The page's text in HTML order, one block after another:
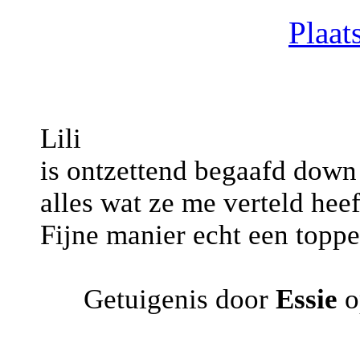
Lili
is ontzettend begaafd
alles wat ze me verteld
Fijne manier echt een
Getuigenis door Essie